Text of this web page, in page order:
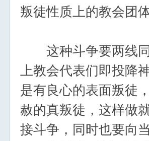
叛徒性质上的教会团
这种斗争要两线同
上教会代表们即投降
是有良心的表面叛徒
赦的真叛徒，这样做
接斗争，同时也要向